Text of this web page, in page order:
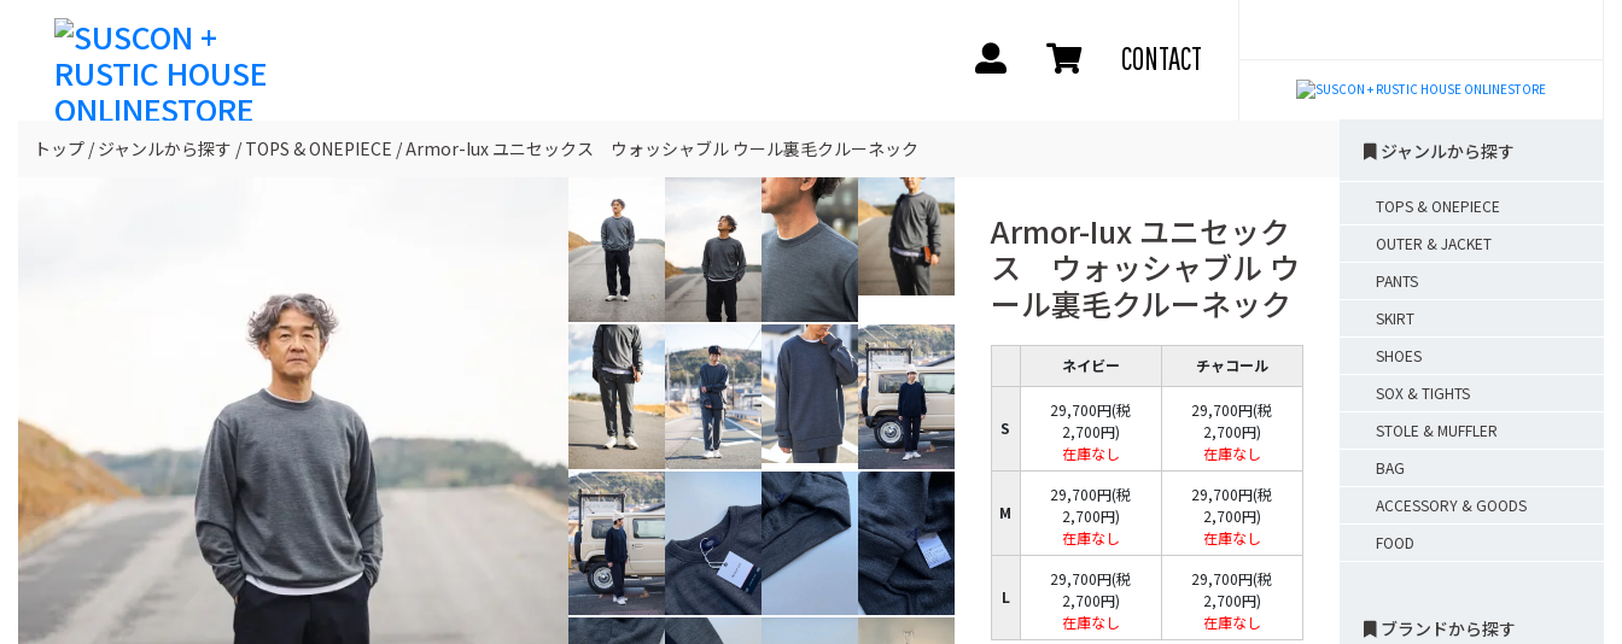
CONTACT
トップ ジャンルから探す TOPS & ONEPIECE Armor-Iux ユニセックス ウォッシャブル ウール裏毛クルーネック
Armor-Iux ユニセック
ス ウォッシャブル ウ
ール裏毛クルーネック
ネイビー チャコール
S
29,700円(税
2,700円)
在庫なし
29,700円(税
2,700円)
在庫なし
M
29,700円(税
2,700円)
在庫なし
29,700円(税
2,700円)
在庫なし
L
29,700円(税
2,700円)
在庫なし
29,700円(税
2,700円)
在庫なし
ジャンルから探す
TOPS & ONEPIECE
OUTER & JACKET
PANTS
SKIRT
SHOES
SOX & TIGHTS
STOLE & MUFFLER
BAG
ACCESSORY & GOODS
FOOD
ブランドから探す